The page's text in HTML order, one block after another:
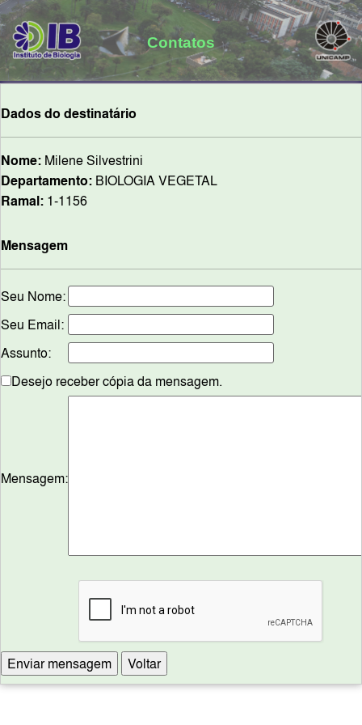
Contatos
Dados do destinatário
Nome: Milene Silvestrini
Departamento: BIOLOGIA VEGETAL
Ramal: 1-1156
Mensagem
Seu Nome:
Seu Email:
Assunto:
Desejo receber cópia da mensagem.
Mensagem: